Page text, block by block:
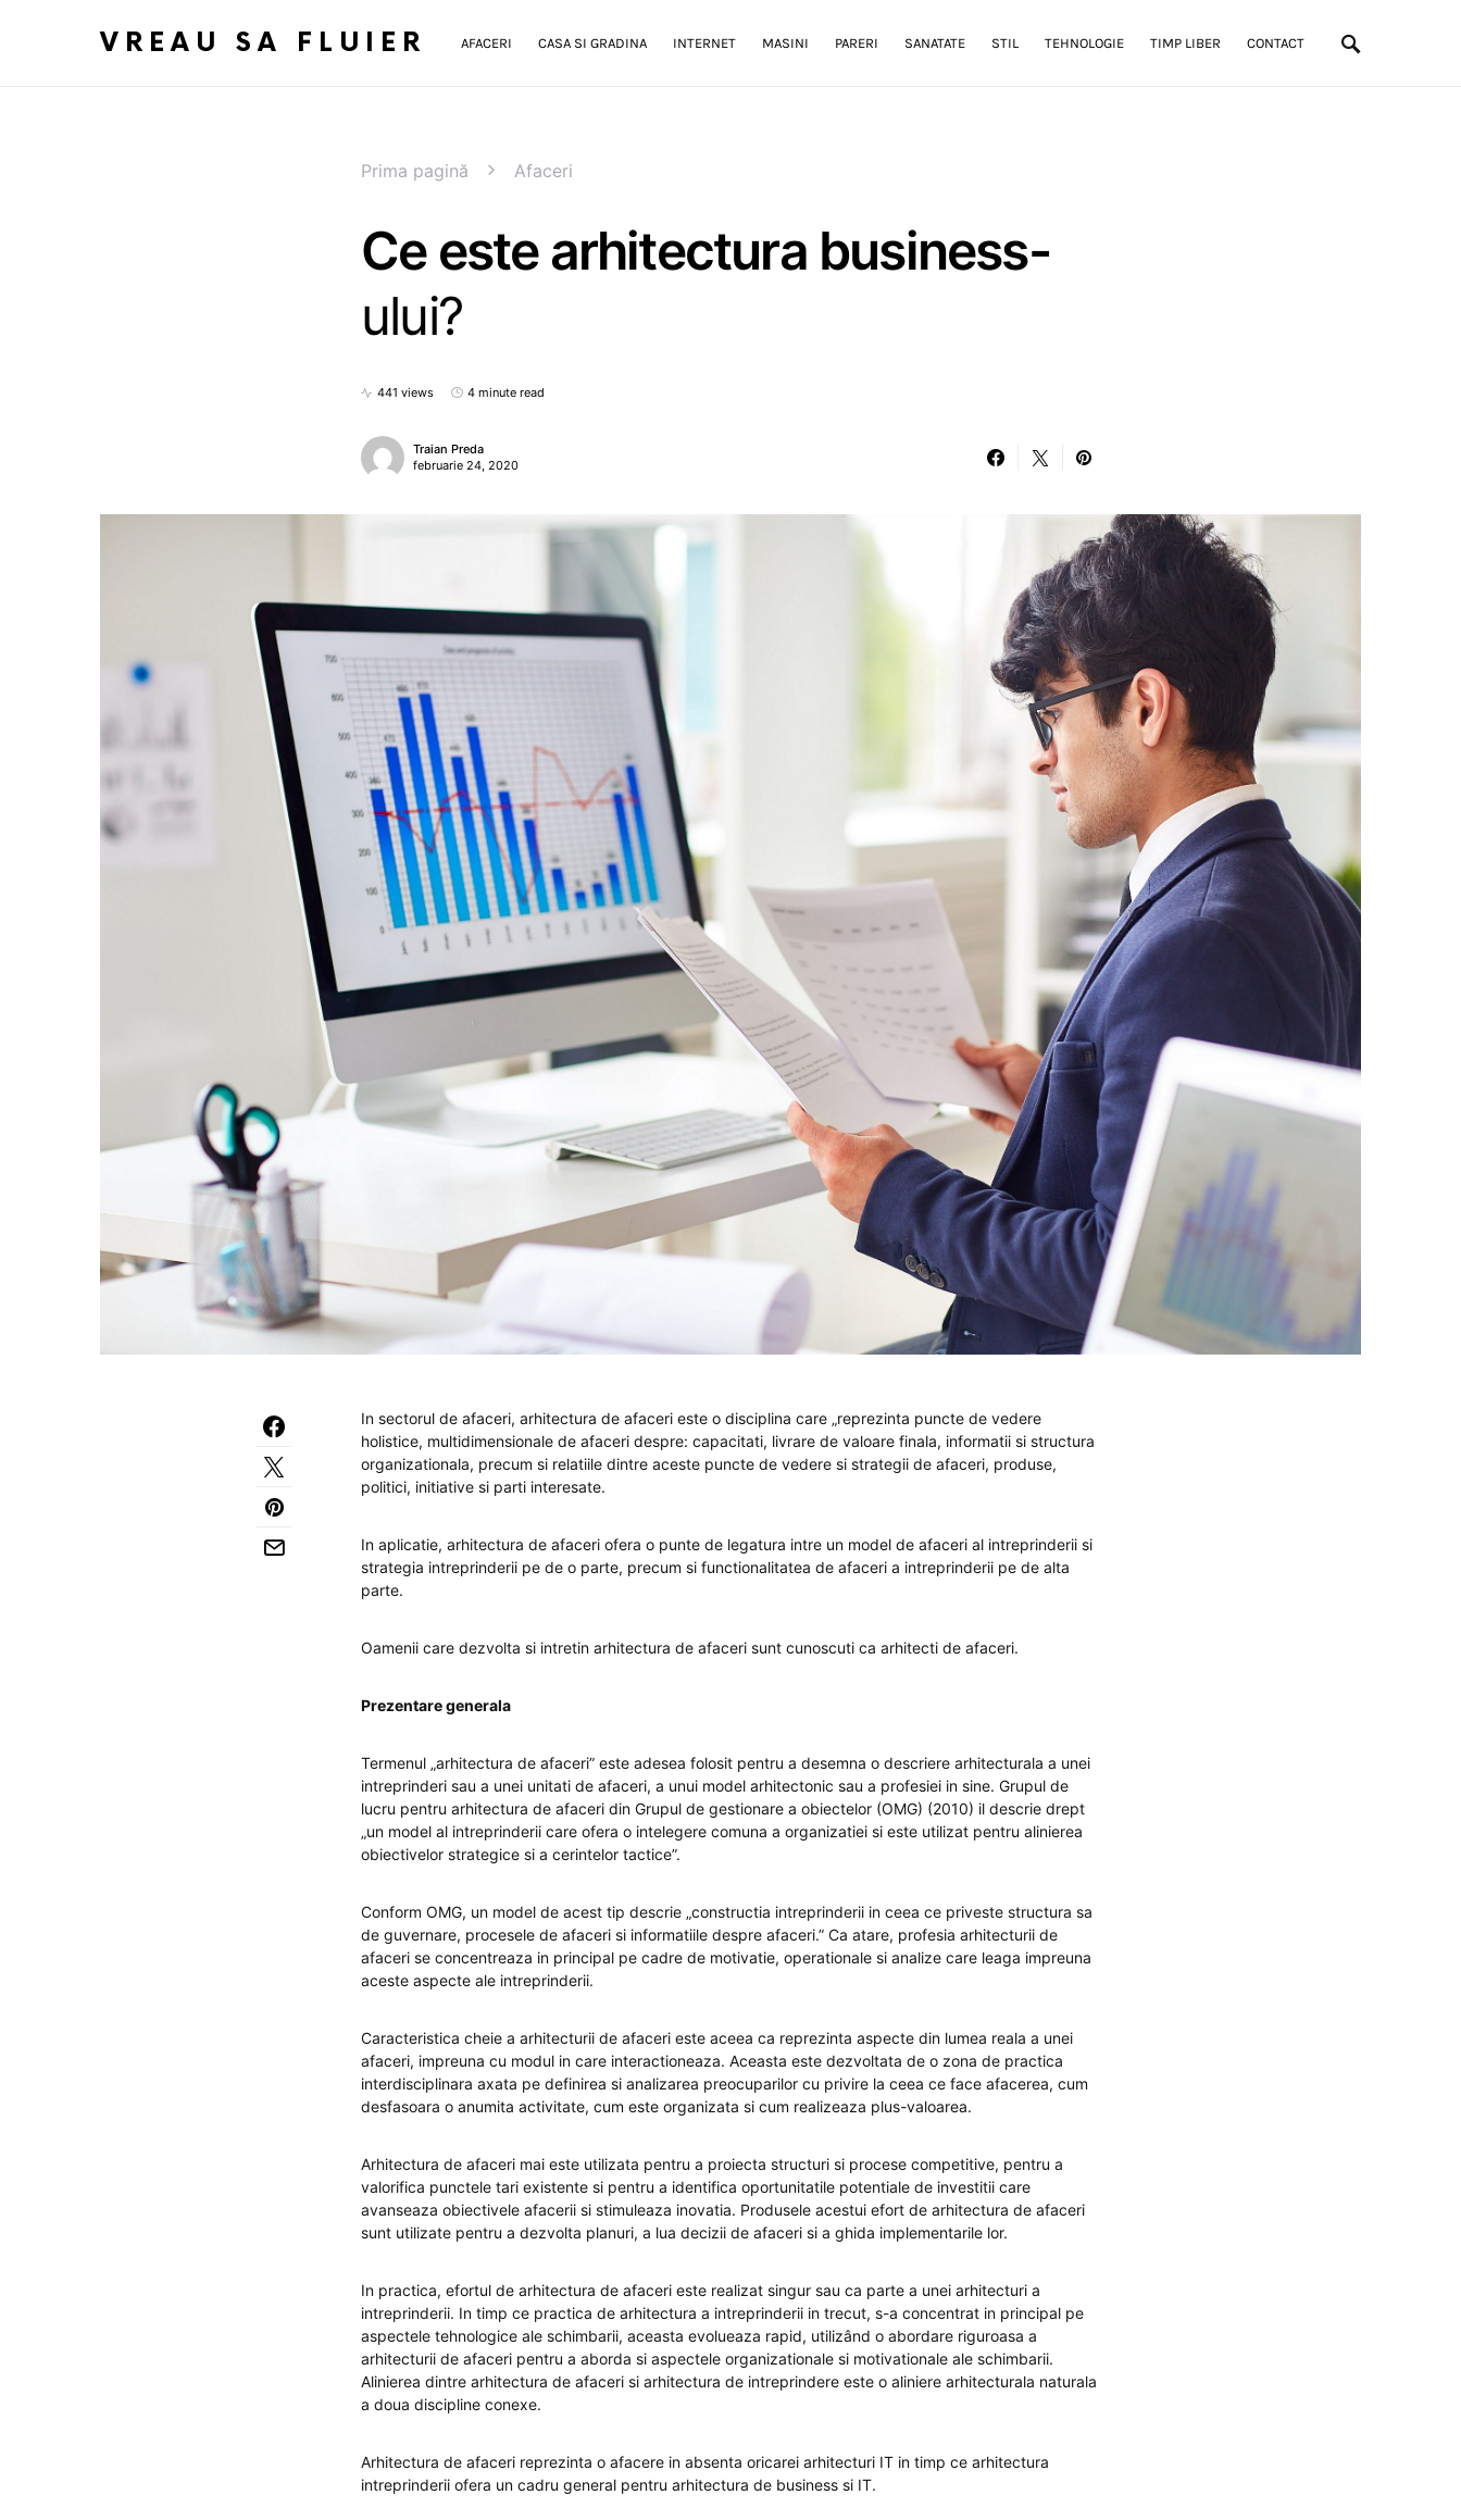
VREAU SA FLUIER AFACERI CASA SI GRADINA INTERNET MASINI PARERI SANATATE STIL TEHNOLOGIE TIMP LIBER CONTACT
Prima pagină Afaceri
Ce este arhitectura business-
ului?
441 views 4 minute read
Traian Preda
februarie 24, 2020
In sectorul de afaceri, arhitectura de afaceri este o disciplina care „reprezinta puncte de vedere
holistice, multidimensionale de afaceri despre: capacitati, livrare de valoare finala, informatii si structura
organizationala, precum si relatiile dintre aceste puncte de vedere si strategii de afaceri, produse,
politici, initiative si parti interesate.
In aplicatie, arhitectura de afaceri ofera o punte de legatura intre un model de afaceri al intreprinderii si
strategia intreprinderii pe de o parte, precum si functionalitatea de afaceri a intreprinderii pe de alta
parte.
Oamenii care dezvolta si intretin arhitectura de afaceri sunt cunoscuti ca arhitecti de afaceri.
Prezentare generala
Termenul „arhitectura de afaceri” este adesea folosit pentru a desemna o descriere arhitecturala a unei
intreprinderi sau a unei unitati de afaceri, a unui model arhitectonic sau a profesiei in sine. Grupul de
lucru pentru arhitectura de afaceri din Grupul de gestionare a obiectelor (OMG) (2010) il descrie drept
„un model al intreprinderii care ofera o intelegere comuna a organizatiei si este utilizat pentru alinierea
obiectivelor strategice si a cerintelor tactice”.
Conform OMG, un model de acest tip descrie „constructia intreprinderii in ceea ce priveste structura sa
de guvernare, procesele de afaceri si informatiile despre afaceri.” Ca atare, profesia arhitecturii de
afaceri se concentreaza in principal pe cadre de motivatie, operationale si analize care leaga impreuna
aceste aspecte ale intreprinderii.
Caracteristica cheie a arhitecturii de afaceri este aceea ca reprezinta aspecte din lumea reala a unei
afaceri, impreuna cu modul in care interactioneaza. Aceasta este dezvoltata de o zona de practica
interdisciplinara axata pe definirea si analizarea preocuparilor cu privire la ceea ce face afacerea, cum
desfasoara o anumita activitate, cum este organizata si cum realizeaza plus-valoarea.
Arhitectura de afaceri mai este utilizata pentru a proiecta structuri si procese competitive, pentru a
valorifica punctele tari existente si pentru a identifica oportunitatile potentiale de investitii care
avanseaza obiectivele afacerii si stimuleaza inovatia. Produsele acestui efort de arhitectura de afaceri
sunt utilizate pentru a dezvolta planuri, a lua decizii de afaceri si a ghida implementarile lor.
In practica, efortul de arhitectura de afaceri este realizat singur sau ca parte a unei arhitecturi a
intreprinderii. In timp ce practica de arhitectura a intreprinderii in trecut, s-a concentrat in principal pe
aspectele tehnologice ale schimbarii, aceasta evolueaza rapid, utilizând o abordare riguroasa a
arhitecturii de afaceri pentru a aborda si aspectele organizationale si motivationale ale schimbarii.
Alinierea dintre arhitectura de afaceri si arhitectura de intreprindere este o aliniere arhitecturala naturala
a doua discipline conexe.
Arhitectura de afaceri reprezinta o afacere in absenta oricarei arhitecturi IT in timp ce arhitectura
intreprinderii ofera un cadru general pentru arhitectura de business si IT.